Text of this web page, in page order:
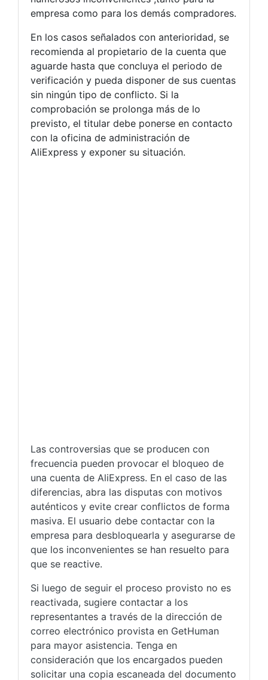
empresa como para los demás compradores.
En los casos señalados con anterioridad, se
recomienda al propietario de la cuenta que
aguarde hasta que concluya el periodo de
verificación y pueda disponer de sus cuentas
sin ningún tipo de conflicto. Si la
comprobación se prolonga más de lo
previsto, el titular debe ponerse en contacto
con la oficina de administración de
AliExpress y exponer su situación.
Las controversias que se producen con
frecuencia pueden provocar el bloqueo de
una cuenta de AliExpress. En el caso de las
diferencias, abra las disputas con motivos
auténticos y evite crear conflictos de forma
masiva. El usuario debe contactar con la
empresa para desbloquearla y asegurarse de
que los inconvenientes se han resuelto para
que se reactive.
Si luego de seguir el proceso provisto no es
reactivada, sugiere contactar a los
representantes a través de la dirección de
correo electrónico provista en GetHuman
para mayor asistencia. Tenga en
consideración que los encargados pueden
solicitar una copia escaneada del documento